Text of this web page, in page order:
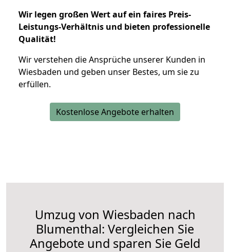
Wir legen großen Wert auf ein faires Preis-
Leistungs-Verhältnis und bieten professionelle
Qualität!
Wir verstehen die Ansprüche unserer Kunden in
Wiesbaden und geben unser Bestes, um sie zu
erfüllen.
Kostenlose Angebote erhalten
Umzug von Wiesbaden nach
Blumenthal: Vergleichen Sie
Angebote und sparen Sie Geld